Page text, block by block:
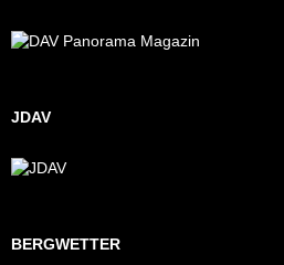
JDAV
BERGWETTER